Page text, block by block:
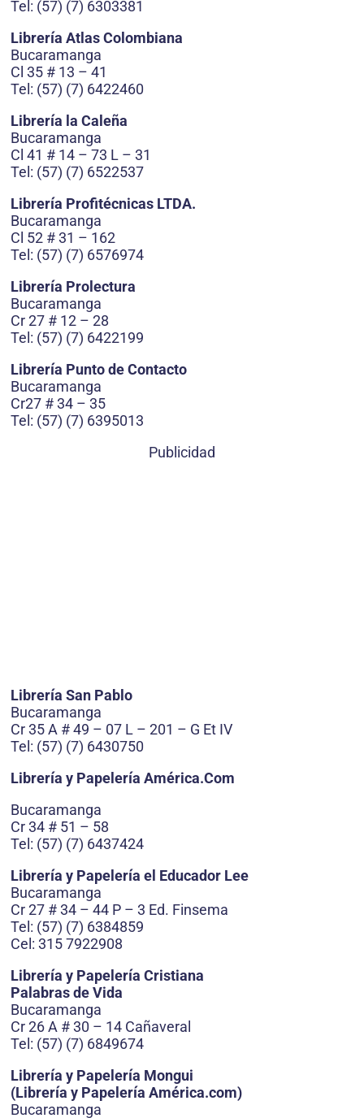
Tel: (57) (7) 6303381
Librería Atlas Colombiana
Bucaramanga
Cl 35 # 13 – 41
Tel: (57) (7) 6422460
Librería la Caleña
Bucaramanga
Cl 41 # 14 – 73 L – 31
Tel: (57) (7) 6522537
Librería Profitécnicas LTDA.
Bucaramanga
Cl 52 # 31 – 162
Tel: (57) (7) 6576974
Librería Prolectura
Bucaramanga
Cr 27 # 12 – 28
Tel: (57) (7) 6422199
Librería Punto de Contacto
Bucaramanga
Cr27 # 34 – 35
Tel: (57) (7) 6395013
Publicidad
Librería San Pablo
Bucaramanga
Cr 35 A # 49 – 07 L – 201 – G Et IV
Tel: (57) (7) 6430750
Librería y Papelería América.Com
Bucaramanga
Cr 34 # 51 – 58
Tel: (57) (7) 6437424
Librería y Papelería el Educador Lee
Bucaramanga
Cr 27 # 34 – 44 P – 3 Ed. Finsema
Tel: (57) (7) 6384859
Cel: 315 7922908
Librería y Papelería Cristiana
Palabras de Vida
Bucaramanga
Cr 26 A # 30 – 14 Cañaveral
Tel: (57) (7) 6849674
Librería y Papelería Mongui
(Librería y Papelería América.com)
Bucaramanga